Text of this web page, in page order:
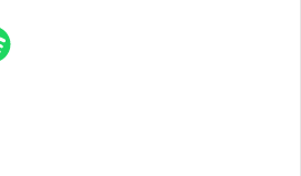
IBE PIB
X IBE PIBIBE PIB
do Instagram IBE PIB
Link do Spotify IBE PIB
ZSK
ZSKZSK